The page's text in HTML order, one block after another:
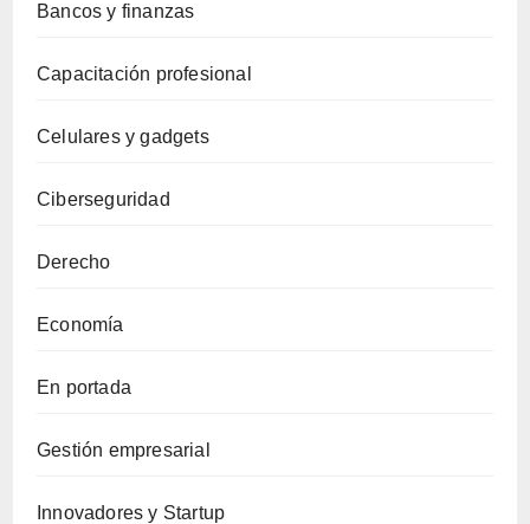
Bancos y finanzas
Capacitación profesional
Celulares y gadgets
Ciberseguridad
Derecho
Economía
En portada
Gestión empresarial
Innovadores y Startup